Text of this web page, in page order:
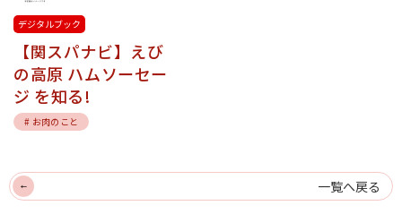
デジタルブック
【関スパナビ】えび
の高原 ハムソーセー
ジ を知る!
# お肉のこと
一覧へ戻る